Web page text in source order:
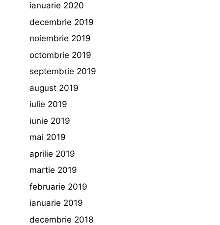
ianuarie 2020
decembrie 2019
noiembrie 2019
octombrie 2019
septembrie 2019
august 2019
iulie 2019
iunie 2019
mai 2019
aprilie 2019
martie 2019
februarie 2019
ianuarie 2019
decembrie 2018